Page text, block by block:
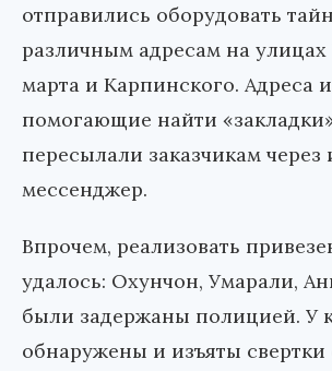
отправились оборудовать
различным адресам на улицах
марта и Карпинского. Адреса
помогающие найти
пересылали заказчикам через
мессенджер.
Впрочем, реализовать
удалось: Охунчон, Умарали,
были задержаны полицией. У
обнаружены и изъяты свертки